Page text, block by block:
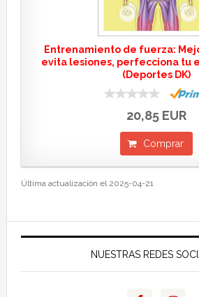
Entrenamiento de fuerza:
evita lesiones, perfecciona tu
(Deportes DK)
20,85 EUR
Comprar
Última actualización el 2025-04-21
NUESTRAS REDES